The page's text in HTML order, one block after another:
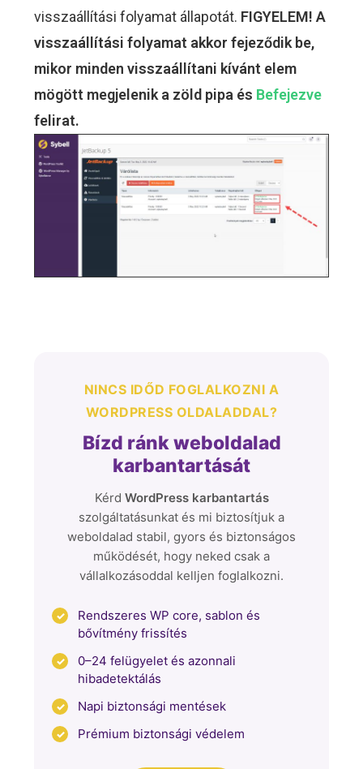
visszaállítási folyamat állapotát. FIGYELEM! A
visszaállítási folyamat akkor fejeződik be,
mikor minden visszaállítani kívánt elem
mögött megjelenik a zöld pipa és Befejezve
felirat.
NINCS IDŐD FOGLALKOZNI A
WORDPRESS OLDALADDAL?
Bízd ránk weboldalad
karbantartását
Kérd WordPress karbantartás
szolgáltatásunkat és mi biztosítjuk a
weboldalad stabil, gyors és biztonságos
működését, hogy neked csak a
vállalkozásoddal kelljen foglalkozni.
Rendszeres WP core, sablon és
bővítmény frissítés
0–24 felügyelet és azonnali
hibadetektálás
Napi biztonsági mentések
Prémium biztonsági védelem